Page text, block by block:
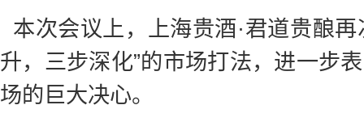
本次会议上，上海贵酒·君道贵酿
升，三步深化”的市场打法，进一步
场的巨大决心。